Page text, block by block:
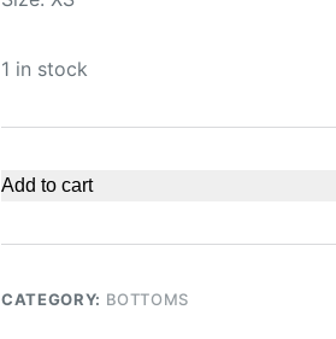
1 in stock
Add to cart
CATEGORY: BOTTOMS